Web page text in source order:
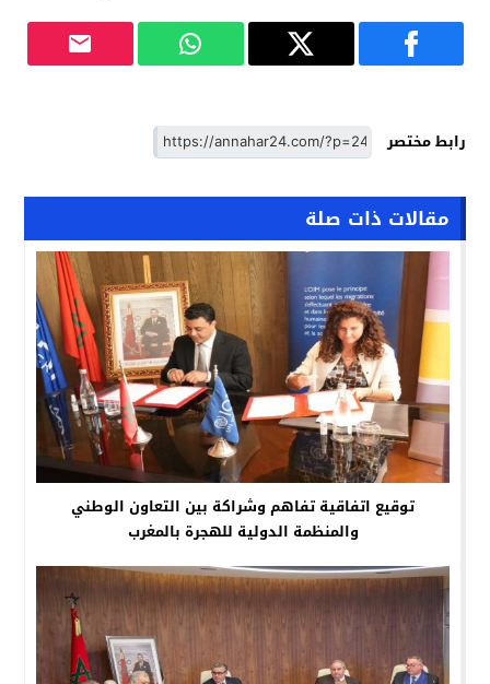
رابط مختصر
مقالات ذات صلة
توقيع اتفاقية تفاهم وشراكة بين التعاون الوطني
والمنظمة الدولية للهجرة بالمغرب